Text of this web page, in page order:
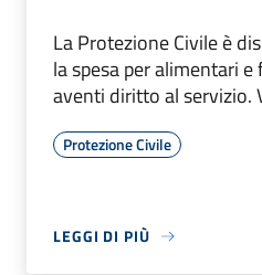
La Protezione Civile è
la spesa per alimentari
aventi diritto al servizio.
Protezione Civile
LEGGI DI PIÙ